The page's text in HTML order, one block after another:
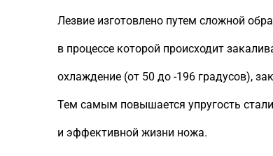
Лезвие изготовлено путем сложной
в процессе которой происходит
охлаждение (от 50 до -196 градусов),
Тем самым повышается упругость
и эффективной жизни ножа.